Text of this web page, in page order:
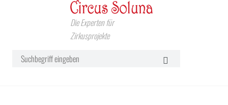
Die Experten für
Zirkusprojekte